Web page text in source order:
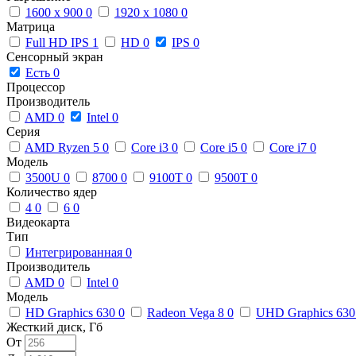
1600 x 900 0 1920 x 1080 0
Матрица
Full HD IPS 1 HD 0 IPS 0
Сенсорный экран
Есть 0
Процессор
Производитель
AMD 0 Intel 0
Серия
AMD Ryzen 5 0 Core i3 0 Core i5 0 Core i7 0
Модель
3500U 0 8700 0 9100T 0 9500T 0
Количество ядер
4 0 6 0
Видеокарта
Тип
Интегрированная 0
Производитель
AMD 0 Intel 0
Модель
HD Graphics 630 0 Radeon Vega 8 0
UHD Graphics
Жесткий диск, Гб
От